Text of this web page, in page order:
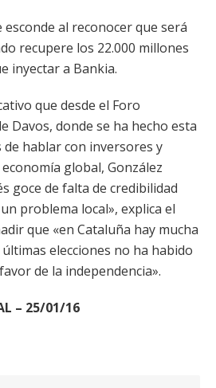
al reconocer que será
recupere los 22.000 millones
inyectar a Bankia.
que desde el Foro
Davos, donde se ha hecho esta
hablar con inversores y
global, González
goce de falta de credibilidad
problema local», explica el
que «en Cataluña hay mucha
elecciones no ha habido
de la independencia».
– 25/01/16